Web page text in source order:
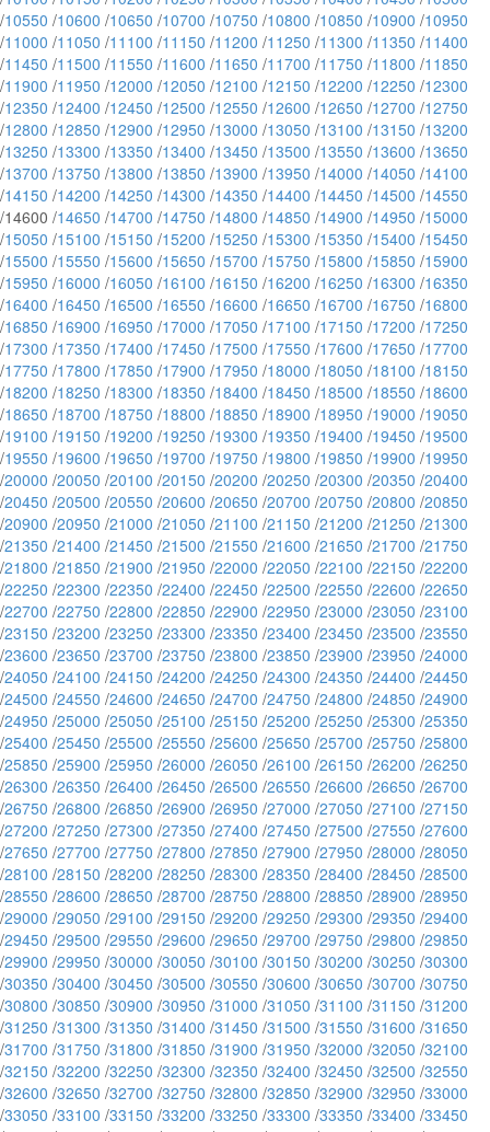
/10550 /10600 /10650 /10700 /10750 /10800 /10850 /10900 /10950
/11000 /11050 /11100 /11150 /11200 /11250 /11300 /11350 /11400
/11450 /11500 /11550 /11600 /11650 /11700 /11750 /11800 /11850
/11900 /11950 /12000 /12050 /12100 /12150 /12200 /12250 /12300
/12350 /12400 /12450 /12500 /12550 /12600 /12650 /12700 /12750
/12800 /12850 /12900 /12950 /13000 /13050 /13100 /13150 /13200
/13250 /13300 /13350 /13400 /13450 /13500 /13550 /13600 /13650
/13700 /13750 /13800 /13850 /13900 /13950 /14000 /14050 /14100
/14150 /14200 /14250 /14300 /14350 /14400 /14450 /14500 /14550
/14600 /14650 /14700 /14750 /14800 /14850 /14900 /14950 /15000
/15050 /15100 /15150 /15200 /15250 /15300 /15350 /15400 /15450
/15500 /15550 /15600 /15650 /15700 /15750 /15800 /15850 /15900
/15950 /16000 /16050 /16100 /16150 /16200 /16250 /16300 /16350
/16400 /16450 /16500 /16550 /16600 /16650 /16700 /16750 /16800
/16850 /16900 /16950 /17000 /17050 /17100 /17150 /17200 /17250
/17300 /17350 /17400 /17450 /17500 /17550 /17600 /17650 /17700
/17750 /17800 /17850 /17900 /17950 /18000 /18050 /18100 /18150
/18200 /18250 /18300 /18350 /18400 /18450 /18500 /18550 /18600
/18650 /18700 /18750 /18800 /18850 /18900 /18950 /19000 /19050
/19100 /19150 /19200 /19250 /19300 /19350 /19400 /19450 /19500
/19550 /19600 /19650 /19700 /19750 /19800 /19850 /19900 /19950
/20000 /20050 /20100 /20150 /20200 /20250 /20300 /20350 /20400
/20450 /20500 /20550 /20600 /20650 /20700 /20750 /20800 /20850
/20900 /20950 /21000 /21050 /21100 /21150 /21200 /21250 /21300
/21350 /21400 /21450 /21500 /21550 /21600 /21650 /21700 /21750
/21800 /21850 /21900 /21950 /22000 /22050 /22100 /22150 /22200
/22250 /22300 /22350 /22400 /22450 /22500 /22550 /22600 /22650
/22700 /22750 /22800 /22850 /22900 /22950 /23000 /23050 /23100
/23150 /23200 /23250 /23300 /23350 /23400 /23450 /23500 /23550
/23600 /23650 /23700 /23750 /23800 /23850 /23900 /23950 /24000
/24050 /24100 /24150 /24200 /24250 /24300 /24350 /24400 /24450
/24500 /24550 /24600 /24650 /24700 /24750 /24800 /24850 /24900
/24950 /25000 /25050 /25100 /25150 /25200 /25250 /25300 /25350
/25400 /25450 /25500 /25550 /25600 /25650 /25700 /25750 /25800
/25850 /25900 /25950 /26000 /26050 /26100 /26150 /26200 /26250
/26300 /26350 /26400 /26450 /26500 /26550 /26600 /26650 /26700
/26750 /26800 /26850 /26900 /26950 /27000 /27050 /27100 /27150
/27200 /27250 /27300 /27350 /27400 /27450 /27500 /27550 /27600
/27650 /27700 /27750 /27800 /27850 /27900 /27950 /28000 /28050
/28100 /28150 /28200 /28250 /28300 /28350 /28400 /28450 /28500
/28550 /28600 /28650 /28700 /28750 /28800 /28850 /28900 /28950
/29000 /29050 /29100 /29150 /29200 /29250 /29300 /29350 /29400
/29450 /29500 /29550 /29600 /29650 /29700 /29750 /29800 /29850
/29900 /29950 /30000 /30050 /30100 /30150 /30200 /30250 /30300
/30350 /30400 /30450 /30500 /30550 /30600 /30650 /30700 /30750
/30800 /30850 /30900 /30950 /31000 /31050 /31100 /31150 /31200
/31250 /31300 /31350 /31400 /31450 /31500 /31550 /31600 /31650
/31700 /31750 /31800 /31850 /31900 /31950 /32000 /32050 /32100
/32150 /32200 /32250 /32300 /32350 /32400 /32450 /32500 /32550
/32600 /32650 /32700 /32750 /32800 /32850 /32900 /32950 /33000
/33050 /33100 /33150 /33200 /33250 /33300 /33350 /33400 /33450